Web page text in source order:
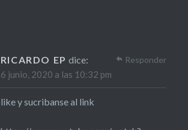
RICARDO EP dice:
6 junio, 2020 a las 10:32 pm
like y sucribanse al link
Responder